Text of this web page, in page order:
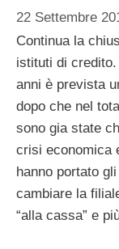
22 Settembre
Continua la
istituti di
anni è prevista
dopo che nel
sono gia state
crisi economica
hanno portato
cambiare la
“alla cassa” e